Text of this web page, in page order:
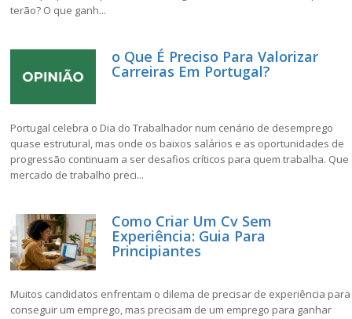
terão? O que ganh...
o Que É Preciso Para Valorizar
Carreiras Em Portugal?
Portugal celebra o Dia do Trabalhador num cenário de desemprego
quase estrutural, mas onde os baixos salários e as oportunidades de
progressão continuam a ser desafios críticos para quem trabalha. Que
mercado de trabalho preci...
Como Criar Um Cv Sem
Experiência: Guia Para
Principiantes
Muitos candidatos enfrentam o dilema de precisar de experiência para
conseguir um emprego, mas precisam de um emprego para ganhar